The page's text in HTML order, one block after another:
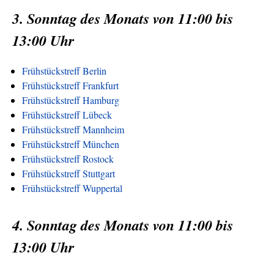
3. Sonntag des Monats von 11:00 bis
13:00 Uhr
Frühstückstreff Berlin
Frühstückstreff Frankfurt
Frühstückstreff Hamburg
Frühstückstreff Lübeck
Frühstückstreff Mannheim
Frühstückstreff München
Frühstückstreff Rostock
Frühstückstreff Stuttgart
Frühstückstreff Wuppertal
4. Sonntag des Monats von 11:00 bis
13:00 Uhr